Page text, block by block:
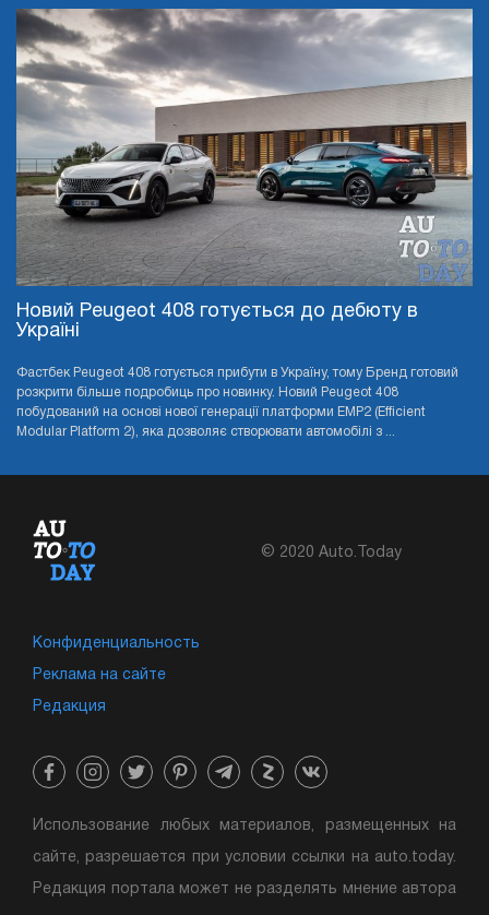
Новий Peugeot 408 готується до дебюту в
Україні
Фастбек Peugeot 408 готується прибути в Україну, тому Бренд готовий
розкрити більше подробиць про новинку. Новий Peugeot 408
побудований на основі нової генерації платформи EMP2 (Efficient
Modular Platform 2), яка дозволяє створювати автомобілі з ...
© 2020 Auto.Today
Конфиденциальность
Реклама на сайте
Редакция
Использование любых материалов, размещенных на
сайте, разрешается при условии ссылки на auto.today.
Редакция портала может не разделять мнение автора